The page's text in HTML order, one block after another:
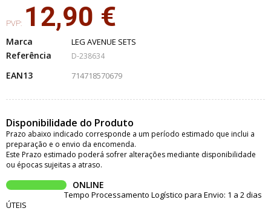
PVP: 12,90 €
Marca LEG AVENUE SETS
Referência D-238634
EAN13 714718570679
Disponibilidade do Produto
Prazo abaixo indicado corresponde a um período estimado que inclui a
preparação e o envio da encomenda.
Este Prazo estimado poderá sofrer alterações mediante disponibilidade
ou épocas sujeitas a atraso.
ONLINE
Tempo Processamento Logístico para Envio: 1 a 2 dias
ÚTEIS